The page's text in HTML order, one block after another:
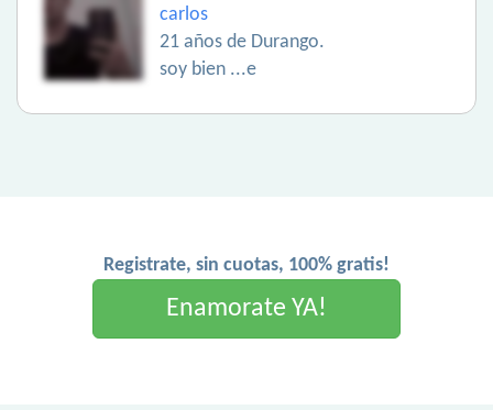
carlos
21 años de Durango.
soy bien ...e
Registrate, sin cuotas, 100% gratis!
Enamorate YA!